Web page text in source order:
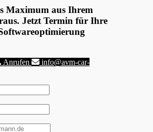
Maximum aus Ihrem
Jetzt Termin für Ihre
Anrufen
info@avm-car-